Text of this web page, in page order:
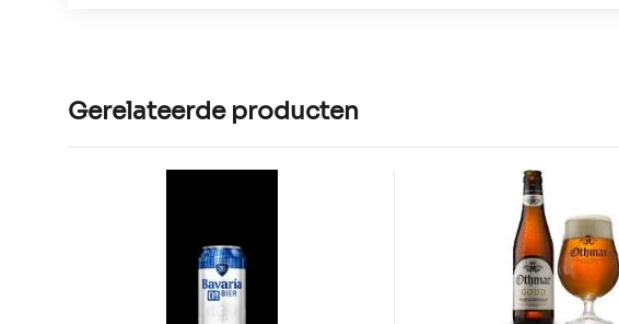
Gerelateerde producten